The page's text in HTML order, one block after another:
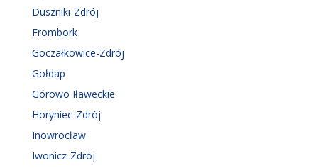
Duszniki-Zdrój
Frombork
Goczałkowice-Zdrój
Gołdap
Górowo Iławeckie
Horyniec-Zdrój
Inowrocław
Iwonicz-Zdrój